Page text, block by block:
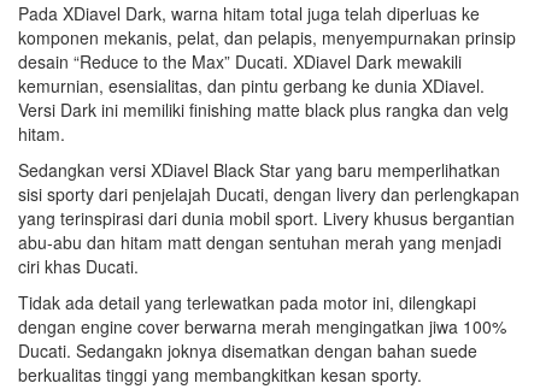
Pada XDiavel Dark, warna hitam total juga telah diperluas ke
komponen mekanis, pelat, dan pelapis, menyempurnakan prinsip
desain “Reduce to the Max” Ducati. XDiavel Dark mewakili
kemurnian, esensialitas, dan pintu gerbang ke dunia XDiavel.
Versi Dark ini memiliki finishing matte black plus rangka dan velg
hitam.
Sedangkan versi XDiavel Black Star yang baru memperlihatkan
sisi sporty dari penjelajah Ducati, dengan livery dan perlengkapan
yang terinspirasi dari dunia mobil sport. Livery khusus bergantian
abu-abu dan hitam matt dengan sentuhan merah yang menjadi
ciri khas Ducati.
Tidak ada detail yang terlewatkan pada motor ini, dilengkapi
dengan engine cover berwarna merah mengingatkan jiwa 100%
Ducati. Sedangakn joknya disematkan dengan bahan suede
berkualitas tinggi yang membangkitkan kesan sporty.